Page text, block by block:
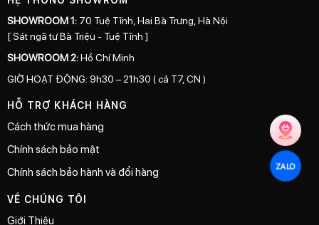
ZALO
SHOWROOM 1: 70 Tuệ Tĩnh, Hai Bà Trưng, Hà Nội
[ Sát ngã tư Bà Triệu - Tuệ Tĩnh ]
SHOWROOM 2:Hồ Chí Minh
GIỜ HOẠT ĐỘNG: 9h30 – 21h30 ( cả T7, CN )
HỖ TRỢ KHÁCH HÀNG
Cách thức mua hàng
Chính sách bảo mật
Chính sách bảo hành và đổi hàng
VỀ CHÚNG TÔI
Giới Thiệu